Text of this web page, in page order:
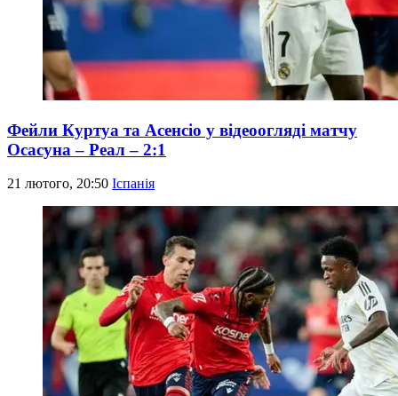
Фейли Куртуа та Асенсіо у відеоогляді матчу
Осасуна – Реал – 2:1
21 лютого, 20:50 Іспанія